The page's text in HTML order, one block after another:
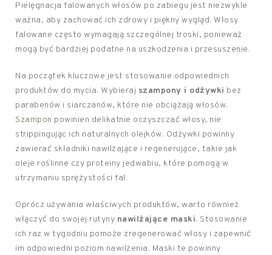
Pielęgnacja falowanych włosów po zabiegu jest niezwykle
ważna, aby zachować ich zdrowy i piękny wygląd. Włosy
falowane często wymagają szczególnej troski, ponieważ
mogą być bardziej podatne na uszkodzenia i przesuszenie.
Na początek kluczowe jest stosowanie odpowiednich
produktów do mycia. Wybieraj szampony i odżywki bez
parabenów i siarczanów, które nie obciążają włosów.
Szampon powinien delikatnie oczyszczać włosy, nie
strippingując ich naturalnych olejków. Odżywki powinny
zawierać składniki nawilżające i regenerujące, takie jak
oleje roślinne czy proteiny jedwabiu, które pomogą w
utrzymaniu sprężystości fal.
Oprócz używania właściwych produktów, warto również
włączyć do swojej rutyny nawilżające maski. Stosowanie
ich raz w tygodniu pomoże zregenerować włosy i zapewnić
im odpowiedni poziom nawilżenia. Maski te powinny